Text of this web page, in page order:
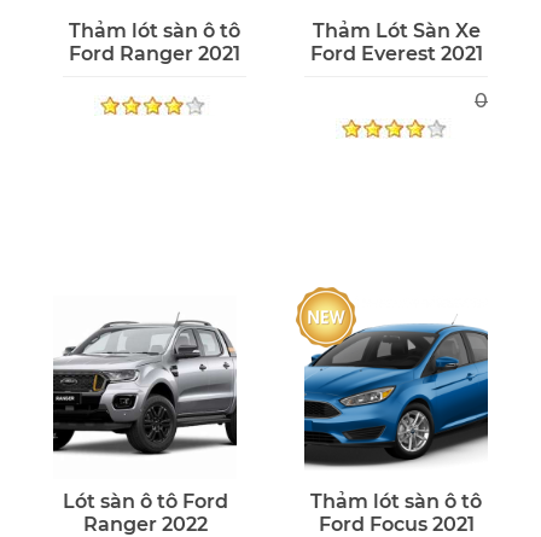
Thảm lót sàn ô tô
Ford Ranger 2021
Thảm Lót Sàn Xe
Ford Everest 2021
0
Lót sàn ô tô Ford
Ranger 2022
Thảm lót sàn ô tô
Ford Focus 2021